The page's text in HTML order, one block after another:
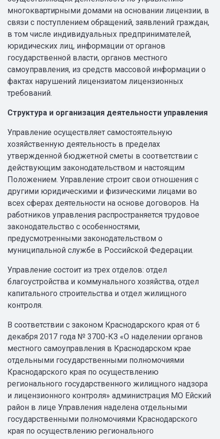
многоквартирными домами на основании лицензии, в
связи с поступлением обращений, заявлений граждан,
в том числе индивидуальных предпринимателей,
юридических лиц, информации от органов
государственной власти, органов местного
самоуправления, из средств массовой информации о
фактах нарушений лицензиатом лицензионных
требований.
Структура и организация деятельности управления
Управление осуществляет самостоятельную
хозяйственную деятельность в пределах
утвержденной бюджетной сметы в соответствии с
действующим законодательством и настоящим
Положением. Управление строит свои отношения с
другими юридическими и физическими лицами во
всех сферах деятельности на основе договоров. На
работников управления распространяется трудовое
законодательство с особенностями,
предусмотренными законодательством о
муниципальной службе в Российской Федерации.
Управление состоит из трех отделов: отдел
благоустройства и коммунального хозяйства, отдел
капитального строительства и отдел жилищного
контроля.
В соответствии с законом Краснодарского края от 6
декабря 2017 года № 3700-КЗ «О наделении органов
местного самоуправления в Краснодарском крае
отдельными государственными полномочиями
Краснодарского края по осуществлению
регионального государственного жилищного надзора
и лицензионного контроля» администрация МО Ейский
район в лице Управления наделена отдельными
государственными полномочиями Краснодарского
края по осуществлению регионального